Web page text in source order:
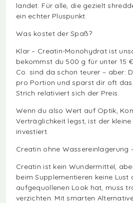
landet. Für alle, die gezielt
ein echter Pluspunkt.
Was kostet der Spaß?
Klar – Creatin-Monohydrat ist
bekommst du 500 g für unter 15
Co. sind da schon teurer – aber:
pro Portion und sparst dir oft das
Strich relativiert sich der Preis.
Wenn du also Wert auf Optik,
Verträglichkeit legst, ist der
investiert.
Creatin ohne Wassereinlagerung
Creatin ist kein Wundermittel,
beim Supplementieren keine Lust
aufgequollenen Look hat, muss
verzichten. Mit smarten